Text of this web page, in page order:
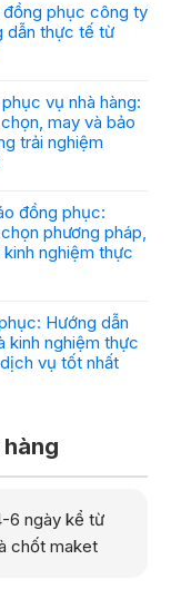
đồng phục công ty
dẫn thực tế từ
vụ nhà hàng:
may và bảo
trải nghiệm
đồng phục:
phương pháp,
nghiệm thực
Hướng dẫn
kinh nghiệm thực
vụ tốt nhất
6 ngày kể từ
chốt maket